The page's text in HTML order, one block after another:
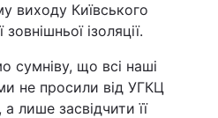
виходу Київського
ізоляції.
сумніву, що всі наші
не просили від УГКЦ
лише засвідчити її